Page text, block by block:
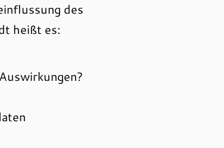
des
heißt es: